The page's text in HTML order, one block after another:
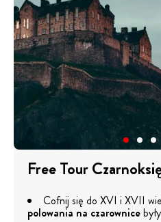
Free Tour
Cofnij się do XVI i XVII
polowania na czarownice